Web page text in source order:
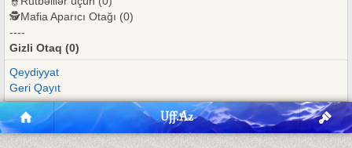
🕵️Mafia Aparıcı Otağı (0)
----
Gizli Otaq (0)
Qeydiyyat
Geri Qayıt
Uff.Az